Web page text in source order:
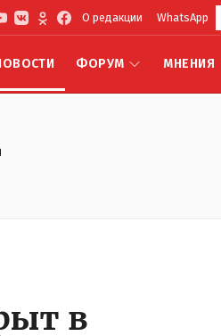
О редакции WhatsApp
ФОРУМ МНЕНИЯ
в